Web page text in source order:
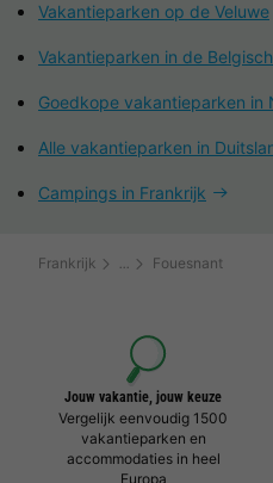
Vakantieparken op de Veluwe
Vakantieparken in de
Goedkope vakantieparken in
Alle vakantieparken in
Campings in Frankrijk
Frankrijk Fouesnant
Jouw vakantie, jouw keuze
Vergelijk eenvoudig 1500
vakantieparken en
accommodaties in heel
Europa